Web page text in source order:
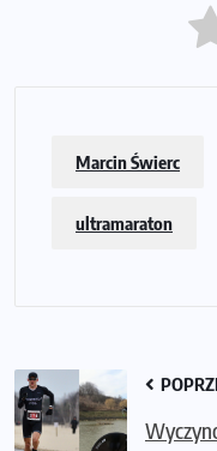
Marcin Świerc
ultramaraton